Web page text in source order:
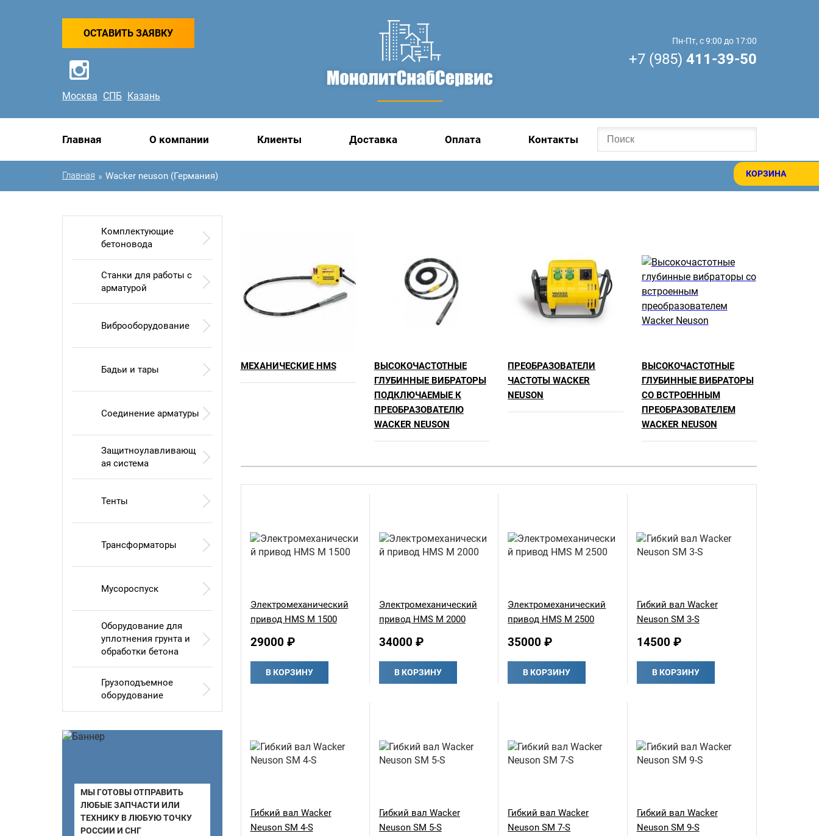
КОРЗИНА
ОСТАВИТЬ ЗАЯВКУ
Москва СПБ Казань
Пн-Пт, с 9:00 до 17:00
+7 (985) 411-39-50
Главная О компании Клиенты Доставка Оплата Контакты
Главная » Wacker neuson (Германия)
МЕХАНИЧЕСКИЕ HMS
ВЫСОКОЧАСТОТНЫЕ
ГЛУБИННЫЕ ВИБРАТОРЫ
ПОДКЛЮЧАЕМЫЕ К
ПРЕОБРАЗОВАТЕЛЮ
WACKER NEUSON
ПРЕОБРАЗОВАТЕЛИ
ЧАСТОТЫ WACKER
NEUSON
ВЫСОКОЧАСТОТНЫЕ
ГЛУБИННЫЕ ВИБРАТОРЫ
СО ВСТРОЕННЫМ
ПРЕОБРАЗОВАТЕЛЕМ
WACKER NEUSON
Электромеханический
привод HMS M 1500
29000 ₽
В КОРЗИНУ
Электромеханический
привод HMS M 2000
34000 ₽
В КОРЗИНУ
Электромеханический
привод HMS M 2500
35000 ₽
В КОРЗИНУ
Гибкий вал Wacker
Neuson SM 3-S
14500 ₽
В КОРЗИНУ
Гибкий вал Wacker
Neuson SM 4-S
Гибкий вал Wacker
Neuson SM 5-S
Гибкий вал Wacker
Neuson SM 7-S
Гибкий вал Wacker
Neuson SM 9-S
Комплектующие
бетоновода
Станки для работы с
арматурой
Виброоборудование
Бадьи и тары
Соединение арматуры
Защитноулавливающ
ая система
Тенты
Трансформаторы
Мусороспуск
Оборудование для
уплотнения грунта и
обработки бетона
Грузоподъемное
оборудование
МЫ ГОТОВЫ ОТПРАВИТЬ
ЛЮБЫЕ ЗАПЧАСТИ ИЛИ
ТЕХНИКУ В ЛЮБУЮ ТОЧКУ
РОССИИ И СНГ